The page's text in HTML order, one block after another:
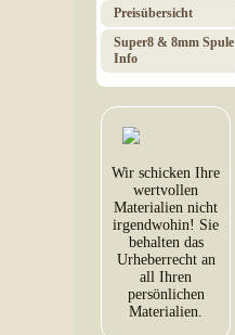
Preis­über­sicht
Super8 & 8mm Spule
Info
Wir schicken Ihre
wertvollen
Materialien nicht
irgendwohin! Sie
behalten das
Urheberrecht an
all Ihren
persönlichen
Materialien.